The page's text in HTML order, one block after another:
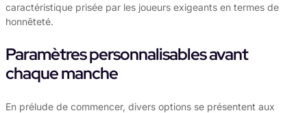
caractéristique prisée par les joueurs exigeants en termes de
honnêteté.
Paramètres personnalisables avant
chaque manche
En prélude de commencer, divers options se présentent aux